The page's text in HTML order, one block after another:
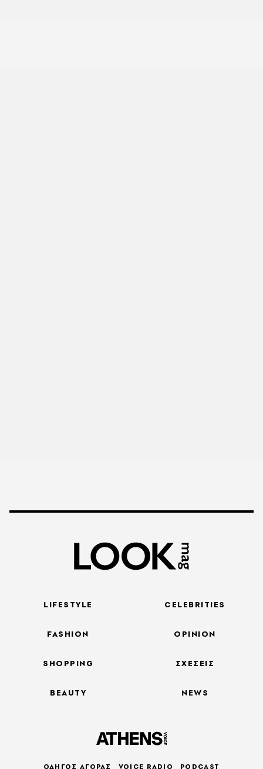
LIFESTYLE
FASHION
SHOPPING
BEAUTY
CELEBRITIES
OPINION
ΣΧΕΣΕΙΣ
NEWS
ΟΔΗΓΟΣ ΑΓΟΡΑΣ VOICE RADIO PODCAST